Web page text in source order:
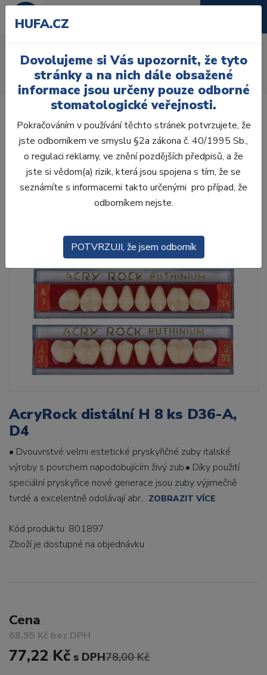
Úvod Zuby
AcryRock
AcryRock distální H 8 ks D36-A, D4
AcryRock distální H 8 ks D36-A,
D4
• Dvouvrstvé velmi estetické pryskyřičné zuby italské
výroby s povrchem napodobujícím živý zub.• Díky použití
speciální pryskyřice nové generace jsou zuby výjimečně
tvrdé a excelentně odolávají abr... ZOBRAZIT VÍCE
Kód produktu: 801897
Zboží je dostupné na objednávku
Cena
68,95 Kč bez DPH
77,22 Kč s DPH78,00 Kč
HUFA.CZ
Dovolujeme si Vás upozornit, že tyto
stránky a na nich dále obsažené
informace jsou určeny pouze odborné
stomatologické veřejnosti.
Pokračováním v používání těchto stránek potvrzujete, že
jste odborníkem ve smyslu §2a zákona č. 40/1995 Sb.,
o regulaci reklamy, ve znění pozdějších předpisů, a že
jste si vědom(a) rizik, která jsou spojena s tím, že se
seznámíte s informacemi takto určenými pro případ, že
odborníkem nejste.
POTVRZUJI, že jsem odborník